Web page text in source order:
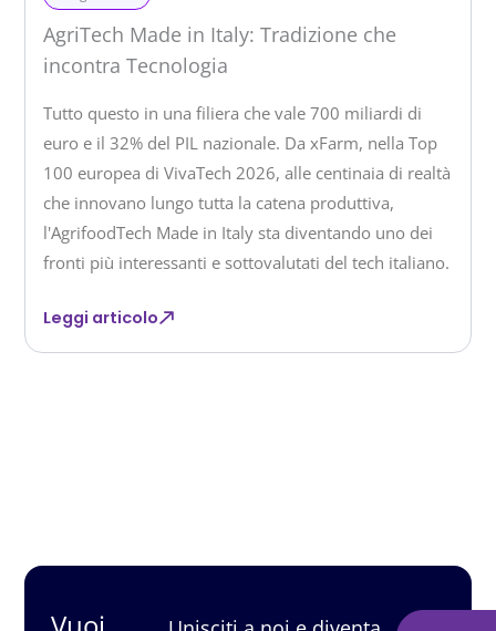
AgriTech Made in Italy: Tradizione che
incontra Tecnologia
Tutto questo in una filiera che vale 700 miliardi di
euro e il 32% del PIL nazionale. Da xFarm, nella Top
100 europea di VivaTech 2026, alle centinaia di realtà
che innovano lungo tutta la catena produttiva,
l'AgrifoodTech Made in Italy sta diventando uno dei
fronti più interessanti e sottovalutati del tech italiano.
Leggi articolo
SCRIVI ANCHE TU